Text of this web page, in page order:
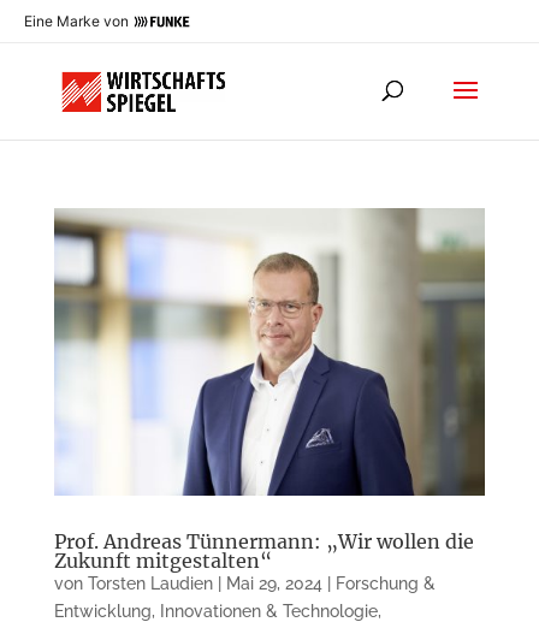
Eine Marke von
Prof. Andreas Tünnermann: „Wir wollen die
Zukunft mitgestalten“
von Torsten Laudien| Mai 29, 2024
Forschung &
Entwicklung, Innovationen & Technologie,